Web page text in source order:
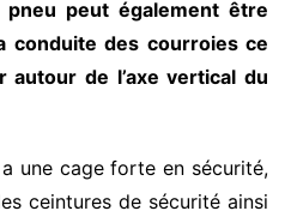
peut également être
conduite des courroies ce
de l’axe vertical du
une cage forte en sécurité,
ceintures de sécurité ainsi